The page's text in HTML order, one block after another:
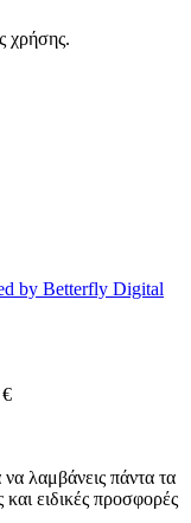
χρήσης.
by Betterfly Digital
€
λαμβάνεις πάντα τα
ειδικές προσφορές